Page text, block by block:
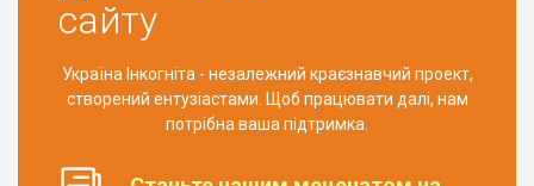
сайту
Україна Інкогніта - незалежний краєзнавчий проект,
створений ентузіастами. Щоб працювати далі, нам
потрібна ваша підтримка.